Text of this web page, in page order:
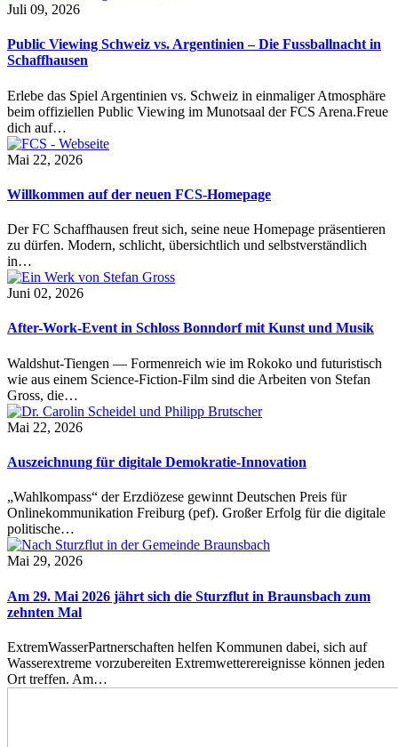
Juli 09, 2026
Public Viewing Schweiz vs. Argentinien – Die Fussballnacht in
Schaffhausen
Erlebe das Spiel Argentinien vs. Schweiz in einmaliger Atmosphäre
beim offiziellen Public Viewing im Munotsaal der FCS Arena.Freue
dich auf…
Mai 22, 2026
Willkommen auf der neuen FCS-Homepage
Der FC Schaffhausen freut sich, seine neue Homepage präsentieren
zu dürfen. Modern, schlicht, übersichtlich und selbstverständlich
in…
Juni 02, 2026
After-Work-Event in Schloss Bonndorf mit Kunst und Musik
Waldshut-Tiengen — Formenreich wie im Rokoko und futuristisch
wie aus einem Science-Fiction-Film sind die Arbeiten von Stefan
Gross, die…
Mai 22, 2026
Auszeichnung für digitale Demokratie-Innovation
„Wahlkompass“ der Erzdiözese gewinnt Deutschen Preis für
Onlinekommunikation Freiburg (pef). Großer Erfolg für die digitale
politische…
Mai 29, 2026
Am 29. Mai 2026 jährt sich die Sturzflut in Braunsbach zum
zehnten Mal
ExtremWasserPartnerschaften helfen Kommunen dabei, sich auf
Wasserextreme vorzubereiten Extremwetterereignisse können jeden
Ort treffen. Am…